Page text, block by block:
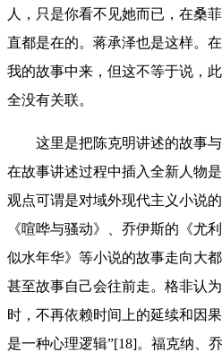
人，只是你看不见她而已，在桑
直都是在的。蒋承泽也是这样。
我的故事中来，但这不等于说，
全没有关联。
这里是把陈克明讲述的故事与
在故事讲述过程中插入全新人物
观点可谓是对域外现代主义小说
《喧哗与骚动》、乔伊斯的《尤
似水年华》等小说的故事走向大
甚至故事自己会往前走。格非认
时，不再依赖时间上的延续和因
是一种心理逻辑”[18]。福克纳、